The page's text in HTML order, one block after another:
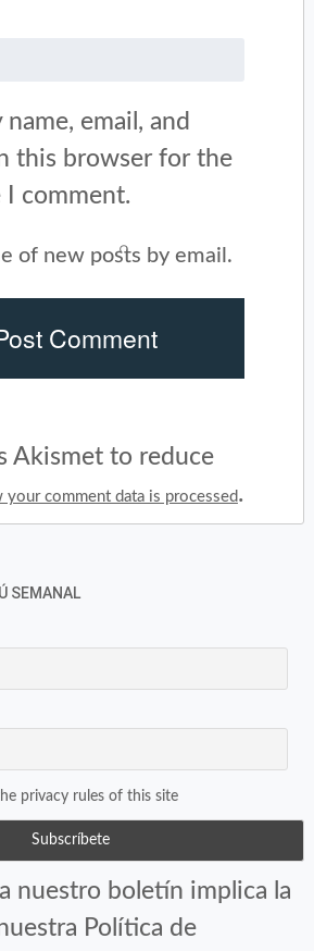
name, email, and
this browser for the
comment.
of new posts by email.
Akismet to reduce
your comment data is processed.
SEMANAL
privacy rules of this site
nuestro boletín implica la
Política de